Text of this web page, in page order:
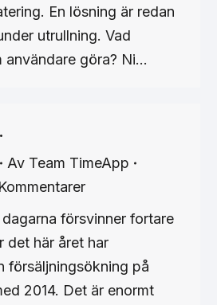
En lösning är redan
utrullning. Vad
användare göra? Ni…
Av Team TimeApp
försvinner fortare
det här året har
försäljningsökning på
2014. Det är enormt